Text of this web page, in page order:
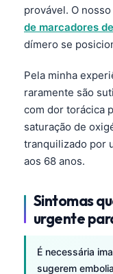
provável. O
de marcadores
dímero se
Pela minha
raramente são
com dor torácica
saturação de
tranquilizado por
aos 68 anos.
Sintomas
urgente
É necessária
sugerem
Suomi
Slovenčina
كوردی‎
سنڌي
සිංහල
অসমীয়া
Македонски
Euskara